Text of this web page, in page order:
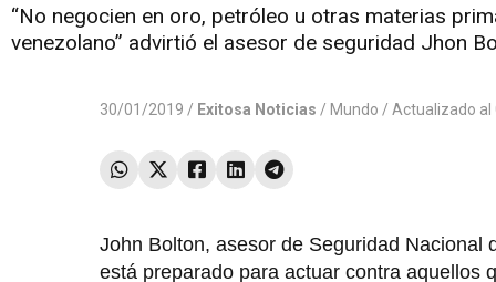
“No negocien en oro, petróleo u otras materias
venezolano” advirtió el asesor de seguridad Jhon
30/01/2019 / Exitosa Noticias / Mundo / Actualizado
John Bolton, asesor de Seguridad Nacional
está preparado para actuar contra aquellos